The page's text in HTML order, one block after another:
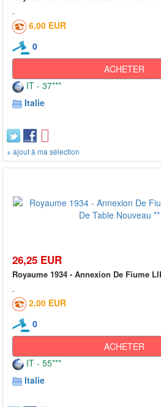
6,00 EUR
0
ACHETER
IT - 37***
Italie
+ ajout à ma sélection
26,25 EUR
Royaume 1934 - Annexion De Fiume
2,00 EUR
0
ACHETER
IT - 55***
Italie